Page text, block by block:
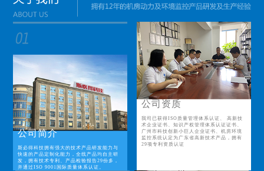
公司简介
斯必得科技拥有强大的技术产品研发能力与
快速的产品定制化能力，全线产品均自主研
发，拥有技术专利、产品检验报告29份多，
并通过ISO 9001国际质量体系认证。
公司资质
我司已获得ISO质量管理体系认证、 高新技
术企业证书、知识产权管理体系认证证书、
广州市科技创新小巨人企业证书、机房环境
监控系统认定为广东省高新技术产品，拥有
29项专利资质认证